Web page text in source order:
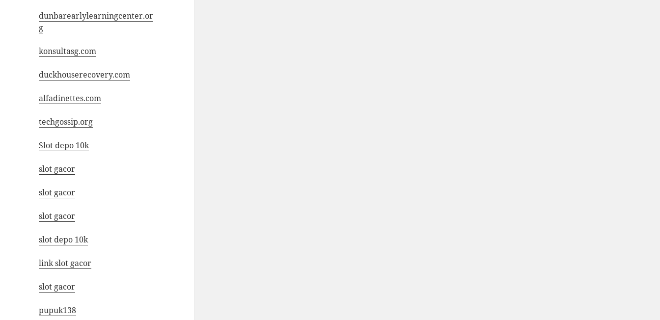
dunbarearlylearningcenter.or
g
konsultasg.com
duckhouserecovery.com
alfadinettes.com
techgossip.org
Slot depo 10k
slot gacor
slot gacor
slot gacor
slot depo 10k
link slot gacor
slot gacor
pupuk138